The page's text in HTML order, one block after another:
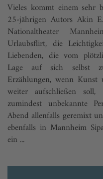
Vieles kommt einem sehr
25-jährigen Autors Akin
Nationaltheater
Urlaubsflirt, die
Liebenden, die vom
Lage auf sich selbst
Erzählungen, wenn
weiter aufschließen
zumindest unbekannte
Abend allenfalls geremixt
ebenfalls in Mannheim
ein ...